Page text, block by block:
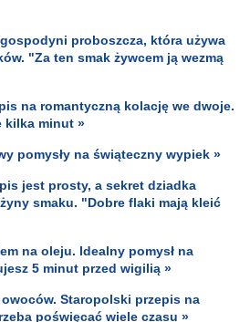
proboszcza, która używa
"Za ten smak żywcem ją wezmą
na romantyczną kolację we dwoje.
kilka minut »
pomysły na świąteczny wypiek »
jest prosty, a sekret dziadka
smaku. "Dobre flaki mają kleić
na oleju. Idealny pomysł na
5 minut przed wigilią »
Staropolski przepis na
poświęcać wiele czasu »